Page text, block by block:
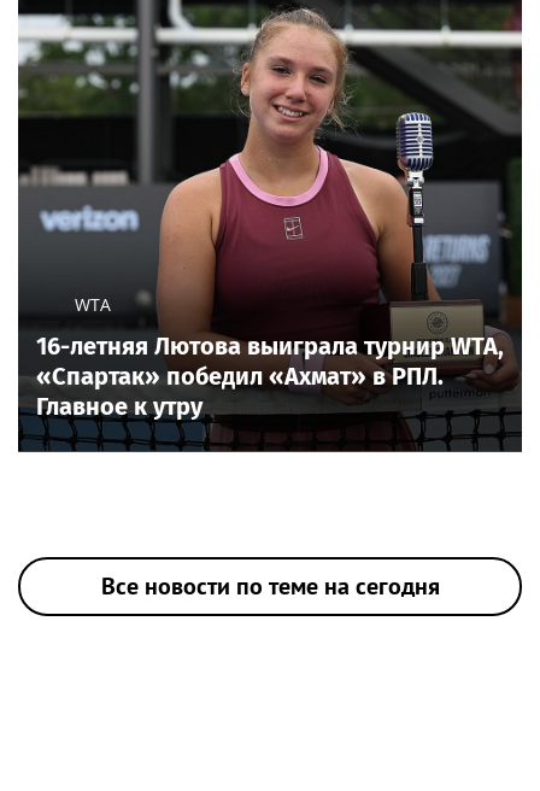
WTA
16-летняя Лютова выиграла турнир WTA,
«Спартак» победил «Ахмат» в РПЛ.
Главное к утру
Все новости по теме на сегодня